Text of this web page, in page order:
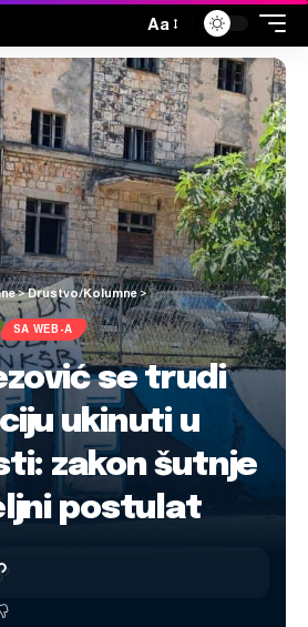
Aa
>Drustvo/Kolumne>Dario Knezović se trudi demokraciju ukinuti u potpunosti: zakon šutnje kao temeljni postulat
SA WEB-A
se trudi
ukinuti u
zakon šutnje
postulat